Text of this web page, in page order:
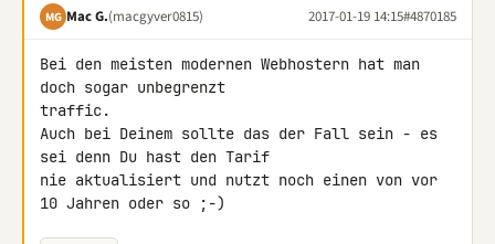
MG Mac G.(macgyver0815) 2017-01-19 14:15#4870185
Bei den meisten modernen Webhostern hat man
doch sogar unbegrenzt
traffic.
Auch bei Deinem sollte das der Fall sein - es
sei denn Du hast den Tarif
nie aktualisiert und nutzt noch einen von vor
10 Jahren oder so ;-)